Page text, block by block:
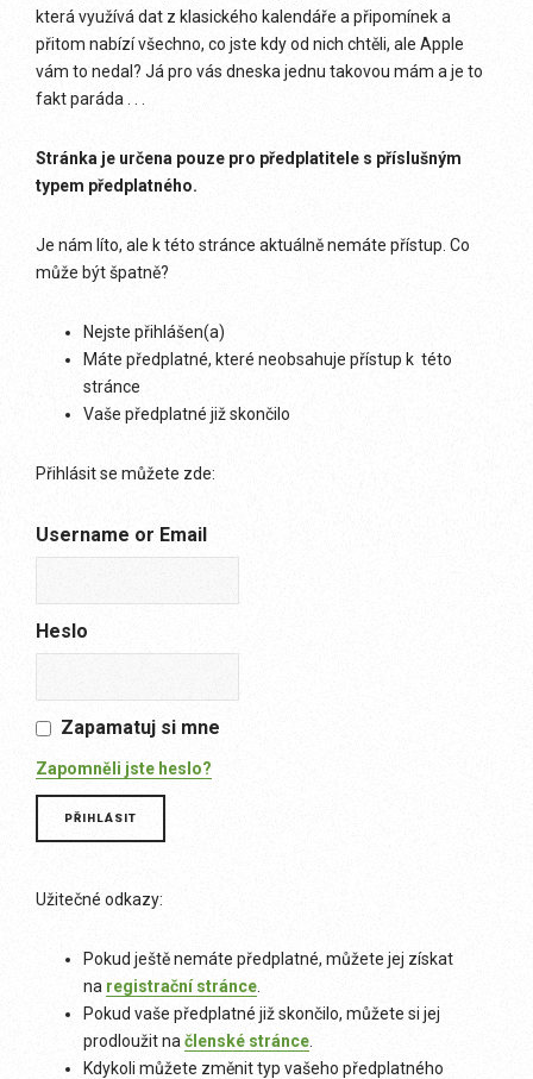
která využívá dat z klasického kalendáře a připomínek a
přitom nabízí všechno, co jste kdy od nich chtěli, ale Apple
vám to nedal? Já pro vás dneska jednu takovou mám a je to
fakt paráda . . .
Stránka je určena pouze pro předplatitele s příslušným
typem předplatného.
Je nám líto, ale k této stránce aktuálně nemáte přístup. Co
může být špatně?
Nejste přihlášen(a)
Máte předplatné, které neobsahuje přístup k této
stránce
Vaše předplatné již skončilo
Přihlásit se můžete zde:
Username or Email
Heslo
Zapamatuj si mne
Zapomněli jste heslo?
Užitečné odkazy:
Pokud ještě nemáte předplatné, můžete jej získat
na registrační stránce
Pokud vaše předplatné již skončilo, můžete si jej
prodloužit na členské stránce
Kdykoli můžete změnit typ vašeho předplatného